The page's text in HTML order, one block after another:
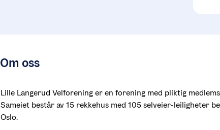
Om oss
Lille Langerud Velforening er en forening med pliktig
Sameiet består av 15 rekkehus med 105 selveier-leiligheter
Oslo.